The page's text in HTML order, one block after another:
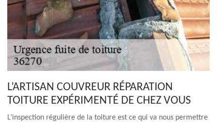
L’ARTISAN COUVREUR RÉPARATION
TOITURE EXPÉRIMENTÉ DE CHEZ VOUS
L’inspection régulière de la toiture est ce qui va nous permettre